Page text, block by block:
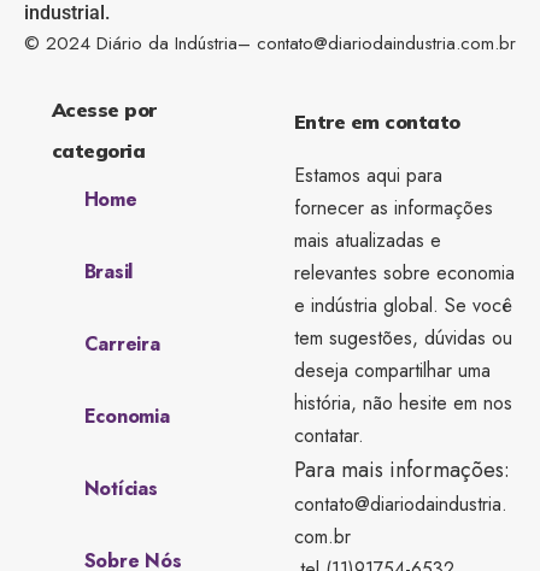
industrial.
© 2024 Diário da Indústria– contato@diariodaindustria.com.br
Acesse por
categoria
Home
Brasil
Carreira
Economia
Notícias
Sobre Nós
Entre em contato
Estamos aqui para
fornecer as informações
mais atualizadas e
relevantes sobre economia
e indústria global. Se você
tem sugestões, dúvidas ou
deseja compartilhar uma
história, não hesite em nos
contatar.
Para mais informações:
contato@diariodaindustria.
com.br